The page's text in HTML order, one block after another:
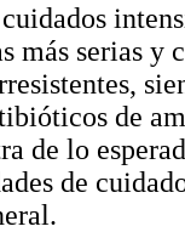
más serias y
de
de lo
de